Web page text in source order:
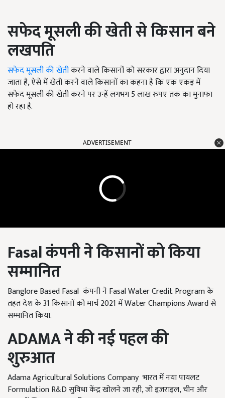
सफेद मूसली की खेती से किसान बने
लखपति
सफेद मूसली की खेतीकरने वाले किसानों को सरकार द्वारा अनुदान दिया
जाता है, ऐसे में खेती करने वाले किसानों का कहना है कि एक एकड़ में
सफेद मूसली की खेती करने पर उन्हें लगभग 5 लाख रुपए तक का मुनाफा
हो रहा है.
ADVERTISEMENT
Fasalकंपनी ने किसानों को किया
सम्मानित
Banglore Based Fasal कंपनी ने Fasal Water Credit Program के
तहत देश के 31 किसानों को मार्च 2021 में Water Champions Award से
सम्मानित किया.
ADAMAने की नई पहल की
शुरुआत
Adama Agricultural Solutions Company भारत में नया पायलट
Formulation R&D सुविधा केंद्र खोलने जा रही, जो इज़राइल, चीन और